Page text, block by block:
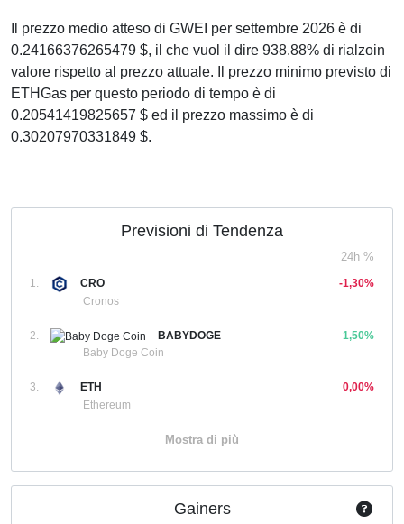
Il prezzo medio atteso di GWEI per settembre 2026 è di
0.24166376265479 $, il che vuol il dire 938.88% di rialzoin
valore rispetto al prezzo attuale. Il prezzo minimo previsto di
ETHGas per questo periodo di tempo è di
0.20541419825657 $ ed il prezzo massimo è di
0.30207970331849 $.
Previsioni di Tendenza
24h %
1.
CRO
Cronos
-1,30%
2.
BABYDOGE
Baby Doge Coin
1,50%
3.
ETH
Ethereum
0,00%
Mostra di più
Gainers